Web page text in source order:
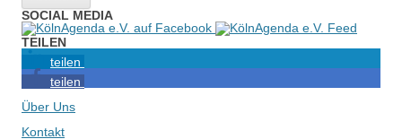
SOCIAL MEDIA
TEILEN
teilen
teilen
Über Uns
Kontakt